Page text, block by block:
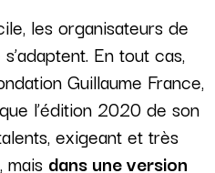
les organisateurs de
En tout cas,
Guillaume France,
l’édition 2020 de son
exigeant et très
mais dans une version